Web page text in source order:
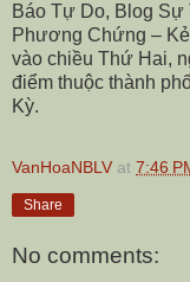
Báo Tự Do, Blog Sự
Phương Chứng –
vào chiều Thứ Hai,
điểm thuộc thành
Kỳ.
VanHoaNBLV at 7:46
Share
No comments: